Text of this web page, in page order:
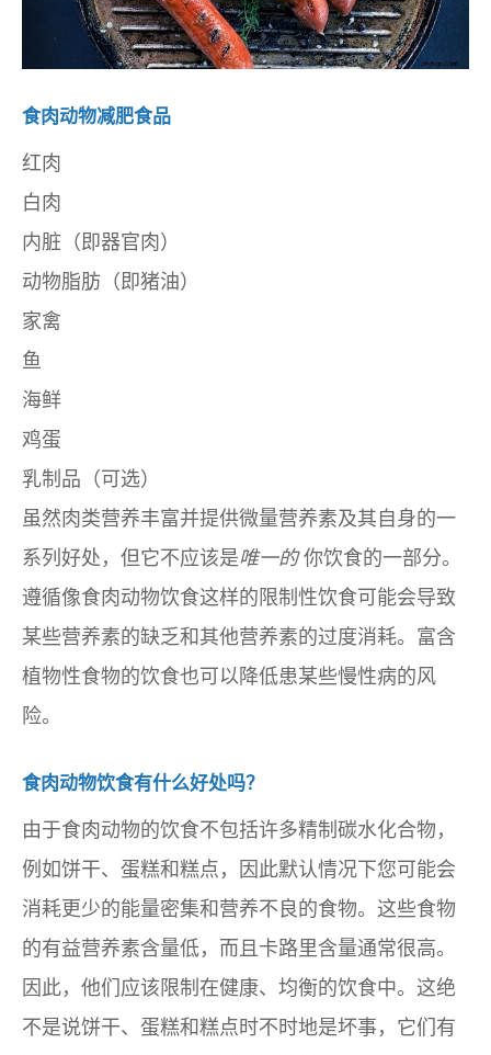
食肉动物减肥食品
红肉
白肉
内脏（即器官肉）
动物脂肪（即猪油）
家禽
鱼
海鲜
鸡蛋
乳制品（可选）
虽然肉类营养丰富并提供微量营养素及其自身的一
系列好处，但它不应该是唯一的你饮食的一部分。
遵循像食肉动物饮食这样的限制性饮食可能会导致
某些营养素的缺乏和其他营养素的过度消耗。富含
植物性食物的饮食也可以降低患某些慢性病的风
险。
食肉动物饮食有什么好处吗？
由于食肉动物的饮食不包括许多精制碳水化合物，
例如饼干、蛋糕和糕点，因此默认情况下您可能会
消耗更少的能量密集和营养不良的食物。这些食物
的有益营养素含量低，而且卡路里含量通常很高。
因此，他们应该限制在健康、均衡的饮食中。这绝
不是说饼干、蛋糕和糕点时不时地是坏事，它们有